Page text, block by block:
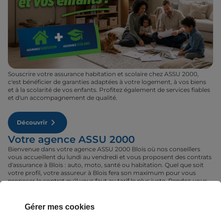
Souscrire votre assurance habitation et scolaire chez ASSU 2000,
c'est bénéficier de garanties adaptées à votre logement, à vos biens
et à la scolarité de vos enfants. Profitez également de services fiables
et d'un accompagnement de qualité.
Découvrir
Votre agence ASSU 2000
Bienvenue dans votre agence ASSU 2000 Blois où nos conseillers
vous accueillent du lundi au vendredi et vous proposent des contrats
d'assurance à Blois : auto, moto, santé ou habitation. Quel que soit
votre profil, votre assureur à Blois fera son maximum pour vous
proposer le contrat qu'il vous faut au tarif le plus juste. Rendez-vous
ou mutuelles à Blois.
Gérer mes cookies